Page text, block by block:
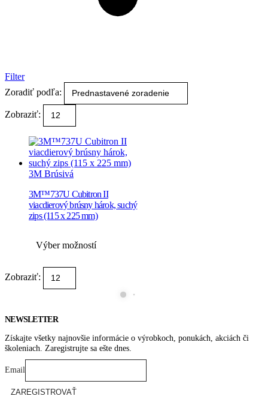
Filter
Zoradiť podľa:
Zobraziť:
3M Brúsivá
3M™737U Cubitron II
viacdierový brúsny hárok, suchý
zips (115 x 225 mm)
Výber možností
Možnosti
na
stránke
Zobraziť:
NEWSLETTER
Získajte všetky najnovšie informácie o výrobkoch, ponukách, akciách či
školeniach. Zaregistrujte sa ešte dnes.
Email